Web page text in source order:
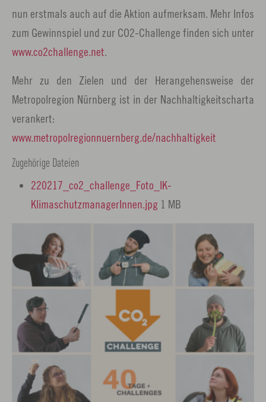
nun erstmals auch auf die Aktion aufmerksam. Mehr Infos
zum Gewinnspiel und zur CO2-Challenge finden sich unter
www.co2challenge.net.
Mehr zu den Zielen und der Herangehensweise der
Metropolregion Nürnberg ist in der Nachhaltigkeitscharta
verankert:
www.metropolregionnuernberg.de/nachhaltigkeit
Zugehörige Dateien
220217_co2_challenge_Foto_IK-
KlimaschutzmanagerInnen.jpg 1 MB